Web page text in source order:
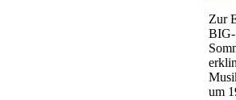
Zur
BIG-
um